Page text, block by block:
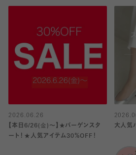
2026.06.26
【本日6/26(金)〜】★バーゲンスタ
ート！★人気アイテム30％OFF！
大人気